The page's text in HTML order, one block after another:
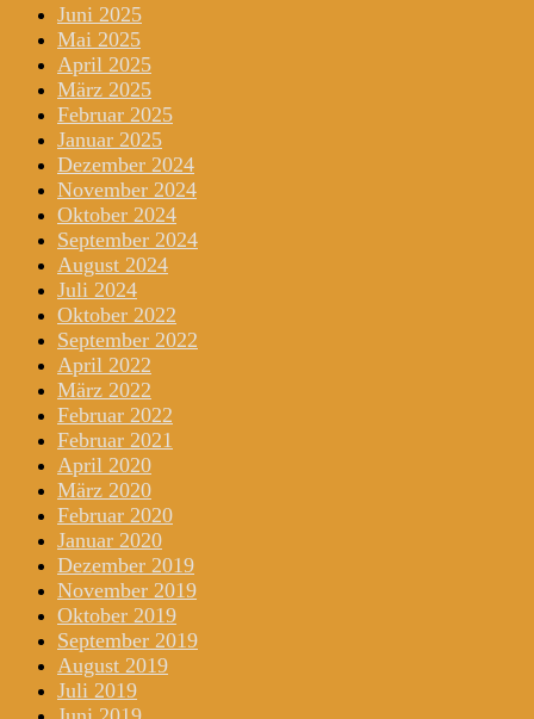
Juni 2025
Mai 2025
April 2025
März 2025
Februar 2025
Januar 2025
Dezember 2024
November 2024
Oktober 2024
September 2024
August 2024
Juli 2024
Oktober 2022
September 2022
April 2022
März 2022
Februar 2022
Februar 2021
April 2020
März 2020
Februar 2020
Januar 2020
Dezember 2019
November 2019
Oktober 2019
September 2019
August 2019
Juli 2019